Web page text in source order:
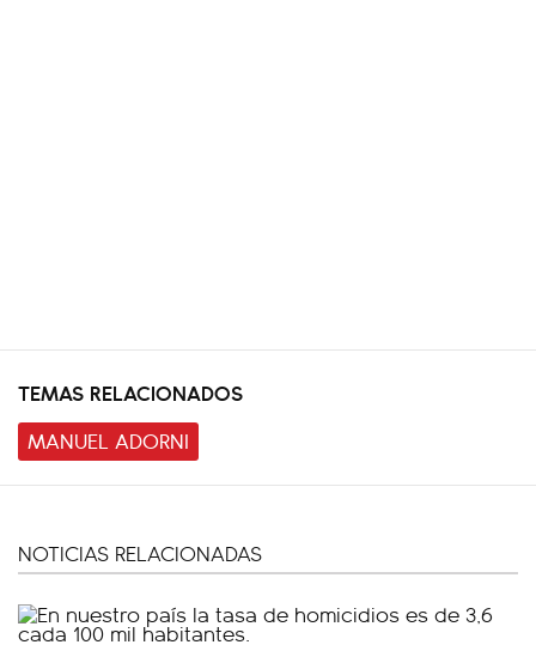
TEMAS RELACIONADOS
MANUEL ADORNI
NOTICIAS RELACIONADAS